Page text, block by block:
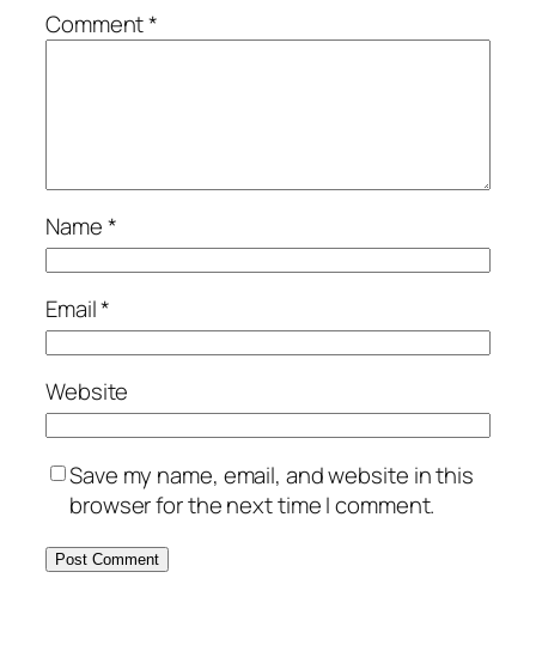
Comment*
Name*
Email*
Website
Save my name, email, and website in this
browser for the next time I comment.